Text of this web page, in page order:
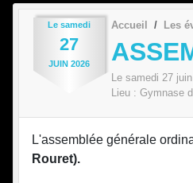
Le samedi
27
JUIN 2026
Accueil Les
Le samedi 27 juin
Lieu : Gymnase
L'assemblée générale
Rouret).